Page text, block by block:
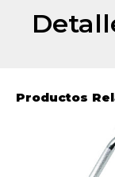
Productos